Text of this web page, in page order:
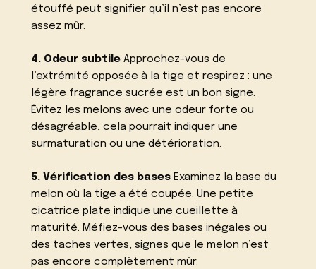
étouffé peut signifier qu’il n’est pas encore
assez mûr.
4. Odeur subtile Approchez-vous de
l’extrémité opposée à la tige et respirez : une
légère fragrance sucrée est un bon signe.
Évitez les melons avec une odeur forte ou
désagréable, cela pourrait indiquer une
surmaturation ou une détérioration.
5. Vérification des bases Examinez la base du
melon où la tige a été coupée. Une petite
cicatrice plate indique une cueillette à
maturité. Méfiez-vous des bases inégales ou
des taches vertes, signes que le melon n’est
pas encore complètement mûr.